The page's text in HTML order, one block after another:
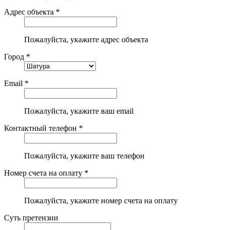
Адрес объекта *
Пожалуйста, укажите адрес объекта
Город *
Email *
Пожалуйста, укажите ваш email
Контактный телефон *
Пожалуйста, укажите ваш телефон
Номер счета на оплату *
Пожалуйста, укажите номер счета на оплату
Суть претензии